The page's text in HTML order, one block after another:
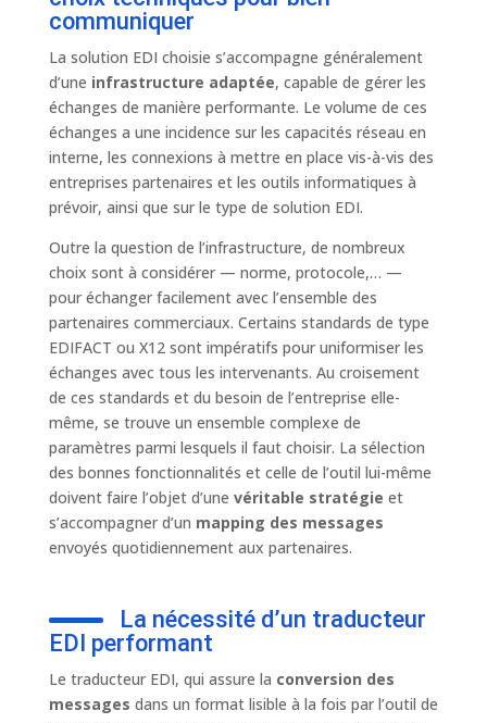
communiquer
La solution EDI choisie s’accompagne généralement
d’une infrastructure adaptée, capable de gérer les
échanges de manière performante. Le volume de ces
échanges a une incidence sur les capacités réseau en
interne, les connexions à mettre en place vis-à-vis des
entreprises partenaires et les outils informatiques à
prévoir, ainsi que sur le type de solution EDI.
Outre la question de l’infrastructure, de nombreux
choix sont à considérer — norme, protocole,… —
pour échanger facilement avec l’ensemble des
partenaires commerciaux. Certains standards de type
EDIFACT ou X12 sont impératifs pour uniformiser les
échanges avec tous les intervenants. Au croisement
de ces standards et du besoin de l’entreprise elle-
même, se trouve un ensemble complexe de
paramètres parmi lesquels il faut choisir. La sélection
des bonnes fonctionnalités et celle de l’outil lui-même
doivent faire l’objet d’une véritable stratégie et
s’accompagner d’un mapping des messages
envoyés quotidiennement aux partenaires.
La nécessité d’un traducteur
EDI performant
Le traducteur EDI, qui assure la conversion des
messages dans un format lisible à la fois par l’outil de